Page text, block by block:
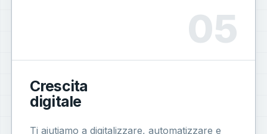
Crescita
digitale
Ti aiutiamo a digitalizzare, automatizzare e